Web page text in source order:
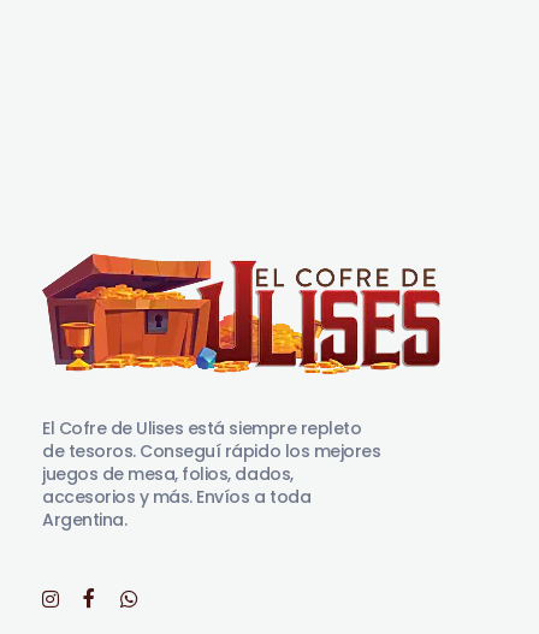
El Cofre de Ulises está siempre repleto
de tesoros. Conseguí rápido los mejores
juegos de mesa, folios, dados,
accesorios y más. Envíos a toda
Argentina.